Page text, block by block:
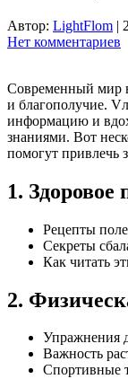
Автор: LightFlom |
Нет комментариев
Современный мир
и благополучие.
информацию и
знаниями. Вот
помогут привлечь
1. Здоровое
Рецепты
Секреты
Как читать
2.
Упражнения
Важность
Спортивные